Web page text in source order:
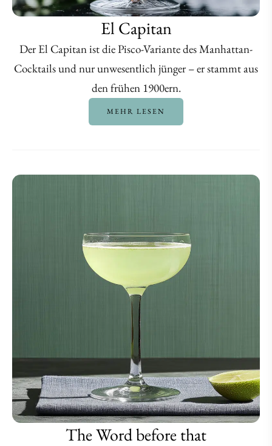
El Capitan
Der El Capitan ist die Pisco-Variante des Manhattan-
Cocktails und nur unwesentlich jünger – er stammt aus
den frühen 1900ern.
MEHR LESEN
The Word before that